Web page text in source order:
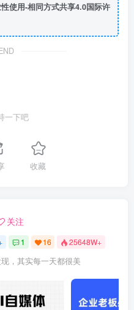
使用-相同方式共享4.0国际许
一下吧
收藏
关注
1 16 25648W+
，其实每一天都很美